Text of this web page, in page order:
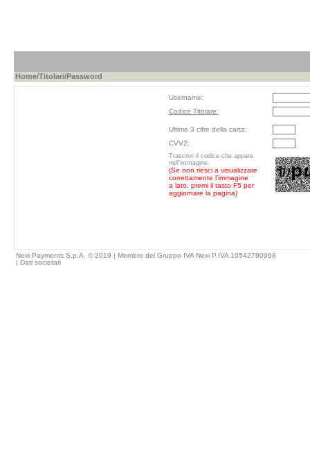
Home/Titolari/Password
Username:
Codice Titolare:
Ultime 3 cifre della carta:
CVV2:
Trascrivi il codice che appare
nell'immagine.
(Se non riesci a visualizzare
correttamente l'immagine
a lato, premi il tasto F5 per
aggiornare la pagina)
Nexi Payments S.p.A. © 2019 | Membro del Gruppo IVA Nexi P.IVA 10542790968
| Dati societari